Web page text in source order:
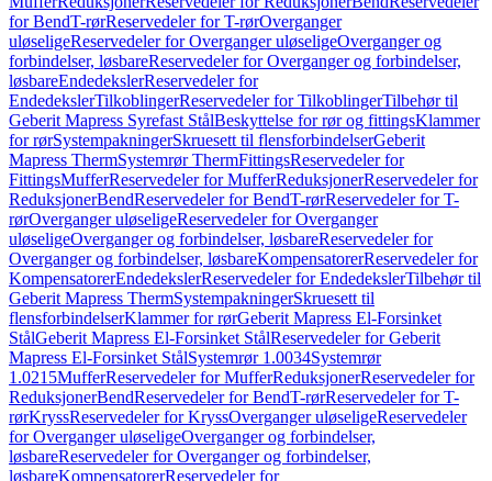
for BendT-rørReservedeler for T-rørOverganger
uløseligeReservedeler for Overganger uløseligeOverganger og
forbindelser, løsbareReservedeler for Overganger og forbindelser,
løsbareEndedekslerReservedeler for
EndedekslerTilkoblingerReservedeler for TilkoblingerTilbehør til
Geberit Mapress Syrefast StålBeskyttelse for rør og fittingsKlammer
for rørSystempakningerSkruesett til flensforbindelserGeberit
Mapress ThermSystemrør ThermFittingsReservedeler for
FittingsMufferReservedeler for MufferReduksjonerReservedeler for
ReduksjonerBendReservedeler for BendT-rørReservedeler for T-
rørOverganger uløseligeReservedeler for Overganger
uløseligeOverganger og forbindelser, løsbareReservedeler for
Overganger og forbindelser, løsbareKompensatorerReservedeler for
KompensatorerEndedekslerReservedeler for EndedekslerTilbehør til
Geberit Mapress ThermSystempakningerSkruesett til
flensforbindelserKlammer for rørGeberit Mapress El-Forsinket
StålGeberit Mapress El-Forsinket StålReservedeler for Geberit
Mapress El-Forsinket StålSystemrør 1.0034Systemrør
1.0215MufferReservedeler for MufferReduksjonerReservedeler for
ReduksjonerBendReservedeler for BendT-rørReservedeler for T-
rørKryssReservedeler for KryssOverganger uløseligeReservedeler
for Overganger uløseligeOverganger og forbindelser,
løsbareReservedeler for Overganger og forbindelser,
løsbareKompensatorerReservedeler for